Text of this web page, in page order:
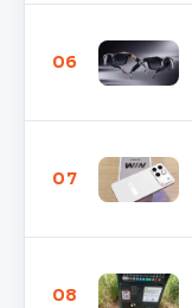
06
07
08